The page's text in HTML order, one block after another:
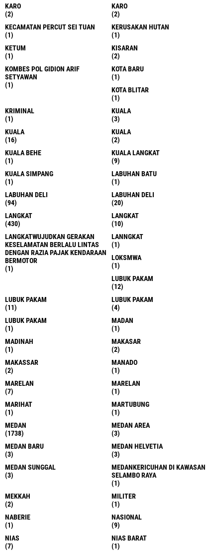
KARO
(2)
KARO
(2)
KECAMATAN PERCUT SEI TUAN
(1)
KERUSAKAN HUTAN
(1)
KETUM
(1)
KISARAN
(2)
KOMBES POL GIDION ARIF
SETYAWAN
(1)
KOTA BARU
(1)
KOTA BLITAR
(1)
KRIMINAL
(1)
KUALA
(3)
KUALA
(16)
KUALA
(2)
KUALA BEHE
(1)
KUALA LANGKAT
(9)
KUALA SIMPANG
(1)
LABUHAN BATU
(1)
LABUHAN DELI
(94)
LABUHAN DELI
(20)
LANGKAT
(430)
LANGKAT
(10)
LANGKATWUJUDKAN GERAKAN
KESELAMATAN BERLALU LINTAS
DENGAN RAZIA PAJAK KENDARAAN
BERMOTOR
(1)
LANNGKAT
(1)
LOKSMWA
(1)
LUBUK PAKAM
(12)
LUBUK PAKAM
(11)
LUBUK PAKAM
(4)
LUBUK PAKAM
(1)
MADAN
(1)
MADINAH
(1)
MAKASAR
(2)
MAKASSAR
(2)
MANADO
(1)
MARELAN
(7)
MARELAN
(1)
MARIHAT
(1)
MARTUBUNG
(1)
MEDAN
(1738)
MEDAN AREA
(3)
MEDAN BARU
(3)
MEDAN HELVETIA
(3)
MEDAN SUNGGAL
(3)
MEDANKERICUHAN DI KAWASAN
SELAMBO RAYA
(1)
MEKKAH
(2)
MILITER
(1)
NABERIE
(1)
NASIONAL
(9)
NIAS
(7)
NIAS BARAT
(1)